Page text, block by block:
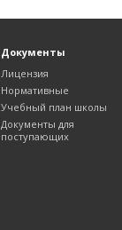
Документы
Лицензия
Нормативные
Учебный план школы
Документы для
поступающих